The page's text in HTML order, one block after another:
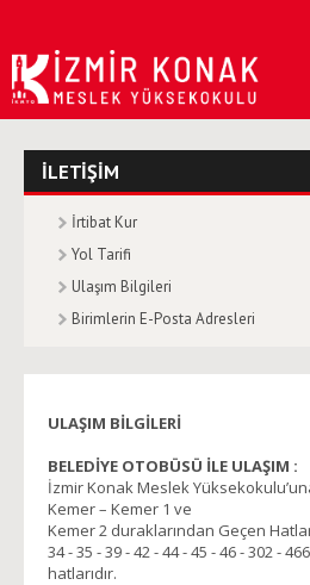
İLETİŞİM
İrtibat Kur
Yol Tarifi
Ulaşım Bilgileri
Birimlerin E-Posta Adresleri
ULAŞIM BİLGİLERİ
BELEDİYE OTOBÜSÜ İLE ULAŞIM :
İzmir Konak Meslek
Kemer – Kemer 1 ve
Kemer 2 duraklarından Geçen
34 - 35 - 39 - 42 - 44 - 45 - 46 - 302 -
hatlarıdır.